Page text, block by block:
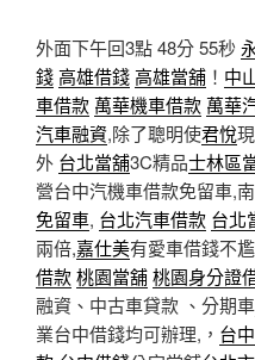
外面下午回3點 48分 55秒
錢高雄借錢高雄當舖 ！ 中
車借款萬華機車借款萬華
汽車融資,除了聰明使君悅
外 台北當舖3C精品士林區
營台中汽機車借款免留車,
免留車, 台北汽車借款 台北
兩倍,嘉仕美有愛車借錢不尷
借款桃園當舖桃園身分證
融資、中古車貸款 、分期車
業台中借錢均可辦理,， 台